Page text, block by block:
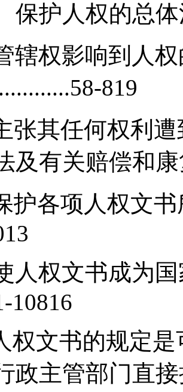
保护人权的总
辖权影响到人
819
张其任何权利
及有关赔偿和
护各项人权文书
人权文书成为
10816
权文书的规定
政主管部门直